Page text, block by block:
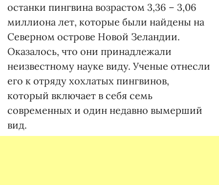
останки пингвина возрастом 3,36 – 3,06
миллиона лет, которые были найдены на
Северном острове Новой Зеландии.
Оказалось, что они принадлежали
неизвестному науке виду. Ученые отнесли
его к отряду хохлатых пингвинов,
который включает в себя семь
современных и один недавно вымерший
вид.